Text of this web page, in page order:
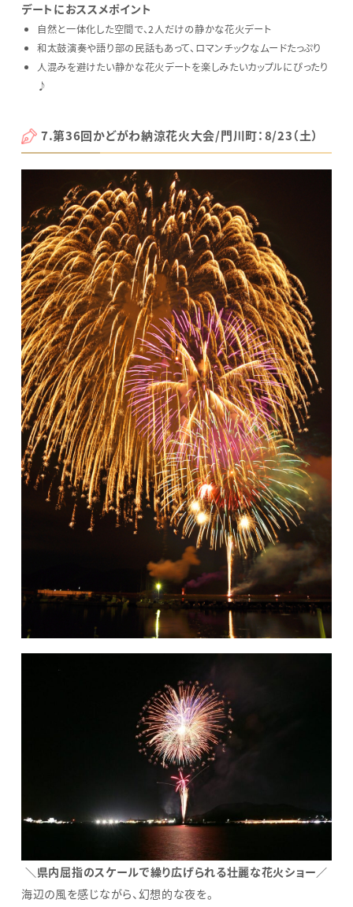
デートにおススメポイント
自然と一体化した空間で、2人だけの静かな花火デート
和太鼓演奏や語り部の民話もあって、ロマンチックなムードたっぷり
人混みを避けたい静かな花火デートを楽しみたいカップルにぴったり
♪
7.第36回かどがわ納涼花火大会/門川町：8/23（土）
＼県内屈指のスケールで繰り広げられる壮麗な花火ショー／
海辺の風を感じながら、幻想的な夜を。